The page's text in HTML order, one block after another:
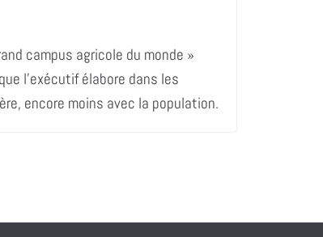
campus agricole du monde »
l’exécutif élabore dans les
encore moins avec la population.